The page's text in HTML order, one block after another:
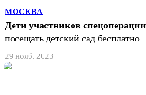
МОСКВА
Дети участников спецоперации
посещать детский сад бесплатно
29 нояб. 2023